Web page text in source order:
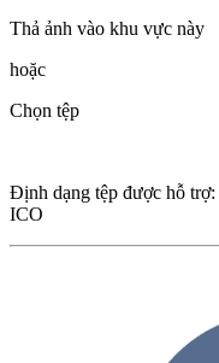
Thả ảnh vào khu vực này
hoặc
Chọn tệp
Định dạng tệp được hỗ trợ:
ICO